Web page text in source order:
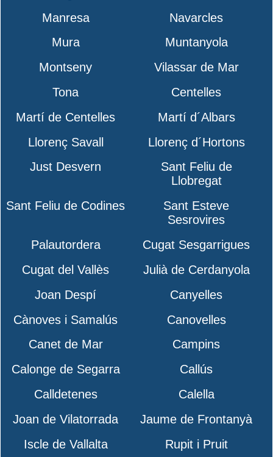
Manresa
Navarcles
Mura
Muntanyola
Montseny
Vilassar de Mar
Tona
Centelles
Martí de Centelles
Martí d´Albars
Llorenç Savall
Llorenç d´Hortons
Just Desvern
Sant Feliu de
Llobregat
Sant Feliu de Codines
Sant Esteve
Sesrovires
Palautordera
Cugat Sesgarrigues
Cugat del Vallès
Julià de Cerdanyola
Joan Despí
Canyelles
Cànoves i Samalús
Canovelles
Canet de Mar
Campins
Calonge de Segarra
Callús
Calldetenes
Calella
Joan de Vilatorrada
Jaume de Frontanyà
Iscle de Vallalta
Rupit i Pruit